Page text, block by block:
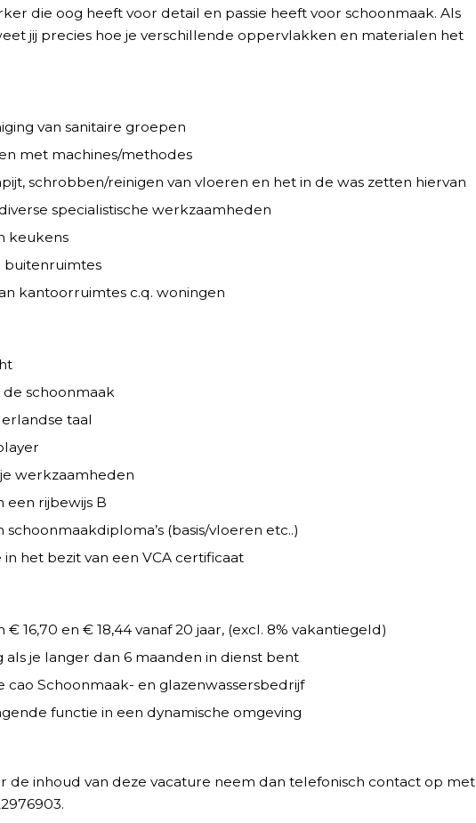
die oog heeft voor detail en passie heeft voor schoonmaak. Als
jij precies hoe je verschillende oppervlakken en materialen het
van sanitaire groepen
met machines/methodes
schrobben/reinigen van vloeren en het in de was zetten hiervan
specialistische werkzaamheden
keukens
buitenruimtes
kantoorruimtes c.q. woningen
schoonmaak
taal
werkzaamheden
een rijbewijs B
schoonmaakdiploma’s (basis/vloeren etc..)
het bezit van een VCA certificaat
€ 16,70 en € 18,44 vanaf 20 jaar, (excl. 8% vakantiegeld)
als je langer dan 6 maanden in dienst bent
cao Schoonmaak- en glazenwassersbedrijf
functie in een dynamische omgeving
de inhoud van deze vacature neem dan telefonisch contact op met